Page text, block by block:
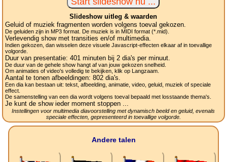
Slideshow uitleg & waarden
Geluid of muziek fragmenten worden volgens toeval gekozen.
De geluiden zijn in MP3 format. De muziek is in MIDI format (*.mid).
Verlevendig show met transities en/of multimedia.
Indien gekozen, dan wisselen deze visuele Javascript-effecten elkaar af in toevallige
volgorde.
Duur van presentatie: 401 minuten bij 2 dia's per minuut.
De duur van de gehele show hangt af van jouw gekozen snelheid.
Om animaties of video's volledig te bekijken, klik op Langzaam.
Aantal te tonen afbeeldingen: 802dia's.
Een dia kan bestaan uit: tekst, afbeelding, animatie, video, geluid, muziek of speciale
effect.
De samenstelling van een dia wordt volgens toeval bepaald met losstaande thema's.
Je kunt de show ieder moment stoppen ...
Instellingen voor multimedia diavoorstelling met dynamisch beeld en geluid, evenals
speciale effecten, gepresenteerd in toevallige volgorde.
Andere talen